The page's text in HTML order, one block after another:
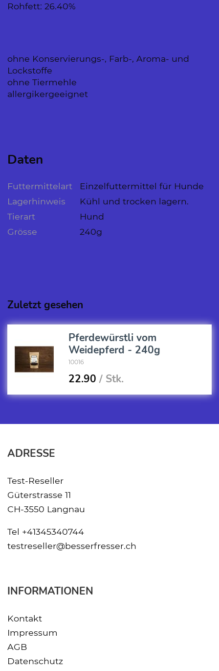
Rohfett: 26.40%
ohne Konservierungs-, Farb-, Aroma- und
Lockstoffe
ohne Tiermehle
allergikergeeignet
Daten
Futtermittelart
Einzelfuttermittel für Hunde
Lagerhinweis
Kühl und trocken lagern.
Tierart
Hund
Grösse
240g
Zuletzt gesehen
Pferdewürstli vom
Weidepferd - 240g
10016
22.90 / Stk.
ADRESSE
Test-Reseller
Güterstrasse 11
CH-3550 Langnau
Tel +41345340744
testreseller@besserfresser.ch
INFORMATIONEN
Kontakt
Impressum
AGB
Datenschutz